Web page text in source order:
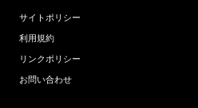
サイトポリシー
利用規約
リンクポリシー
お問い合わせ